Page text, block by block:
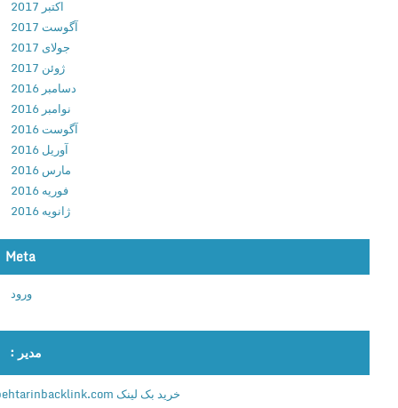
P
R
O
v
6
.
2
.
0
.
0
0
ل
و
آگوست 2017
جولای 2017
ژوئن 2017
دسامبر 2016
نوامبر 2016
آگوست 2016
آوریل 2016
مارس 2016
فوریه 2016
ژانویه 2016
Meta
مدیر :
خرید بک لینک behtarinbacklink.com